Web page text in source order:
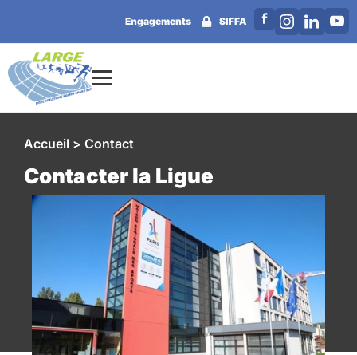
Engagements SIFFA
Accueil > Contact
Contacter la Ligue